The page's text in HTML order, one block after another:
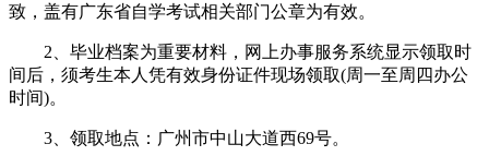
致，盖有广东省自学考试相关部门公章为有效。
2、毕业档案为重要材料，网上办事服务系统显示领取时
间后，须考生本人凭有效身份证件现场领取(周一至周四办公
时间)。
3、领取地点：广州市中山大道西69号。